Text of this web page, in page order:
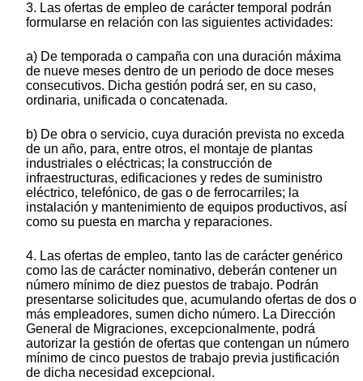
3. Las ofertas de empleo de carácter temporal podrán
formularse en relación con las siguientes actividades:
a) De temporada o campaña con una duración máxima
de nueve meses dentro de un periodo de doce meses
consecutivos. Dicha gestión podrá ser, en su caso,
ordinaria, unificada o concatenada.
b) De obra o servicio, cuya duración prevista no exceda
de un año, para, entre otros, el montaje de plantas
industriales o eléctricas; la construcción de
infraestructuras, edificaciones y redes de suministro
eléctrico, telefónico, de gas o de ferrocarriles; la
instalación y mantenimiento de equipos productivos, así
como su puesta en marcha y reparaciones.
4. Las ofertas de empleo, tanto las de carácter genérico
como las de carácter nominativo, deberán contener un
número mínimo de diez puestos de trabajo. Podrán
presentarse solicitudes que, acumulando ofertas de dos o
más empleadores, sumen dicho número. La Dirección
General de Migraciones, excepcionalmente, podrá
autorizar la gestión de ofertas que contengan un número
mínimo de cinco puestos de trabajo previa justificación
de dicha necesidad excepcional.